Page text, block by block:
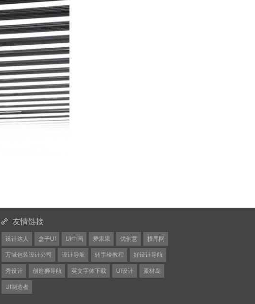
友情链接
设计达人 盒子UI UI中国 爱果果 优创意 模库网
万域包装设计公司 设计导航 转手绘教程 好设计导航
秀设计 创造狮导航 英文字体下载 UI设计 素材岛
UI制造者